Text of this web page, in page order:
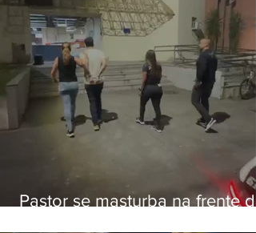
Pastor se masturba na frente de